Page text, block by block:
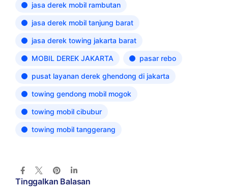
jasa derek mobil rambutan
jasa derek mobil tanjung barat
jasa derek towing jakarta barat
MOBIL DEREK JAKARTA pasar rebo
pusat layanan derek ghendong di jakarta
towing gendong mobil mogok
towing mobil cibubur
towing mobil tanggerang
Tinggalkan Balasan